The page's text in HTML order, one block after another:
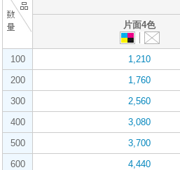
片面4色
100
1,210
200
1,760
300
2,560
400
3,080
500
3,700
600
4,440